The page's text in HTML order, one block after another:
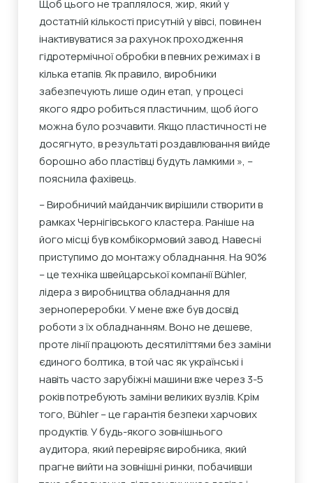
Щоб цього не траплялося, жир, який у
достатній кількості присутній у вівсі, повинен
інактивуватися за рахунок проходження
гідротермічної обробки в певних режимах і в
кілька етапів. Як правило, виробники
забезпечують лише один етап, у процесі
якого ядро ​​робиться пластичним, щоб його
можна було розчавити. Якщо пластичності не
досягнуто, в результаті роздавлювання вийде
борошно або пластівці будуть ламкими », –
пояснила фахівець.
– Виробничий майданчик вирішили створити в
рамках Чернігівського кластера. Раніше на
його місці був комбікормовий завод. Навесні
приступимо до монтажу обладнання. На 90%
– це техніка швейцарської компанії Bühler,
лідера з виробництва обладнання для
зернопереробки. У мене вже був досвід
роботи з їх обладнанням. Воно не дешеве,
проте лінії працюють десятиліттями без заміни
єдиного болтика, в той час як українські і
навіть часто зарубіжні машини вже через 3-5
років потребують заміни великих вузлів. Крім
того, Bühler – це гарантія безпеки харчових
продуктів. У будь-якого зовнішнього
аудитора, який перевіряє виробника, який
прагне вийти на зовнішні ринки, побачивши